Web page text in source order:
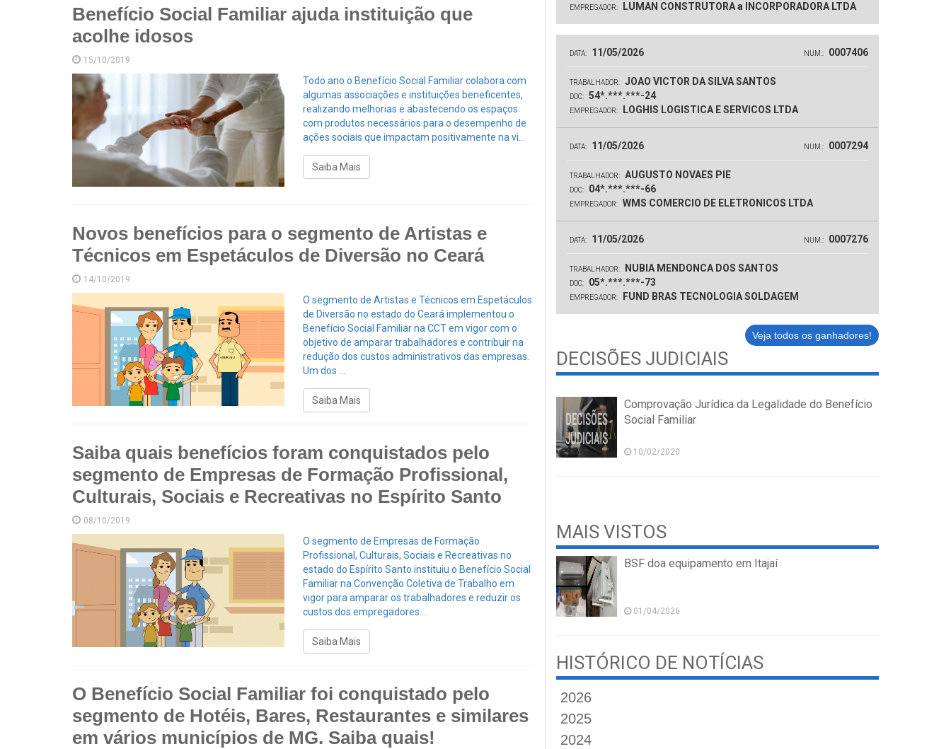
Benefício Social Familiar ajuda instituição que
acolhe idosos
15/10/2019
Todo ano o Benefício Social Familiar colabora com
algumas associações e instituições beneficentes,
realizando melhorias e abastecendo os espaços
com produtos necessários para o desempenho de
ações sociais que impactam positivamente na vi...
Saiba Mais
Novos benefícios para o segmento de Artistas e
Técnicos em Espetáculos de Diversão no Ceará
14/10/2019
O segmento de Artistas e Técnicos em Espetáculos
de Diversão no estado do Ceará implementou o
Benefício Social Familiar na CCT em vigor com o
objetivo de amparar trabalhadores e contribuir na
redução dos custos administrativos das empresas.
Um dos ...
Saiba Mais
Saiba quais benefícios foram conquistados pelo
segmento de Empresas de Formação Profissional,
Culturais, Sociais e Recreativas no Espírito Santo
08/10/2019
O segmento de Empresas de Formação
Profissional, Culturais, Sociais e Recreativas no
estado do Espírito Santo instituiu o Benefício Social
Familiar na Convenção Coletiva de Trabalho em
vigor para amparar os trabalhadores e reduzir os
custos dos empregadores....
Saiba Mais
O Benefício Social Familiar foi conquistado pelo
segmento de Hotéis, Bares, Restaurantes e similares
em vários municípios de MG. Saiba quais!
EMPREGADOR: LUMAN CONSTRUTORA a INCORPORADORA LTDA
DATA: 11/05/2026 NUM.: 0007406
TRABALHADOR: JOAO VICTOR DA SILVA SANTOS
DOC: 54*.***.***-24
EMPREGADOR: LOGHIS LOGISTICA E SERVICOS LTDA
DATA: 11/05/2026 NUM.: 0007294
TRABALHADOR: AUGUSTO NOVAES PIE
DOC: 04*.***.***-66
EMPREGADOR: WMS COMERCIO DE ELETRONICOS LTDA
DATA: 11/05/2026 NUM.: 0007276
TRABALHADOR: NUBIA MENDONCA DOS SANTOS
DOC: 05*.***.***-73
EMPREGADOR: FUND BRAS TECNOLOGIA SOLDAGEM
Veja todos os ganhadores!
DECISÕES JUDICIAIS
Comprovação Jurídica da Legalidade do Benefício
Social Familiar
10/02/2020
MAIS VISTOS
BSF doa equipamento em Itajaí
01/04/2026
HISTÓRICO DE NOTÍCIAS
2026
2025
2024